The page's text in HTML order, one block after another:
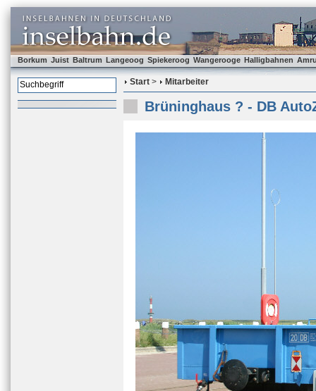
Borkum Juist Baltrum Langeoog Spiekeroog Wangerooge Halligbahnen
Start > Mitarbeiter
Brüninghaus ? - DB